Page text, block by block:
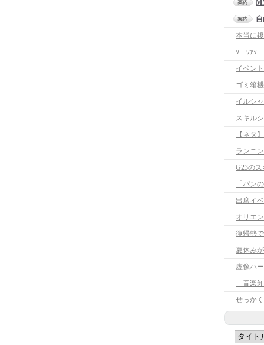
本当に
ﾜ…ﾜｧｯ
イベン
ゴミ箱
イルシ
スキル
【ネタ
ランニ
G23の
「パン
出席イ
オリエ
復帰勢
夏休み
せっか